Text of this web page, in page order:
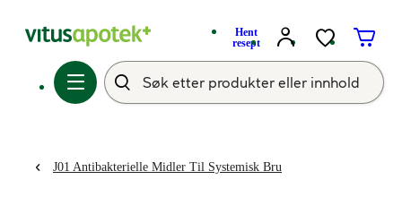
Hent
resept
J01 Antibakterielle Midler Til Systemisk Bru